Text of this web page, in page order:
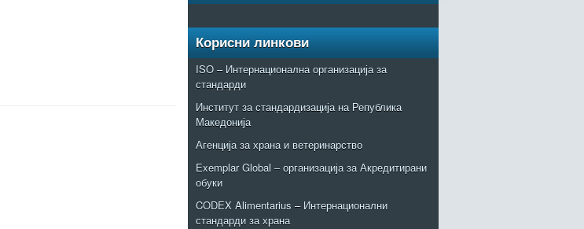
Корисни линкови
ISO – Интернационална организација за
стандарди
Институт за стандардизација на Република
Македонија
Агенција за храна и ветеринарство
Exemplar Global – организација за Акредитирани
обуки
CODEX Alimentarius – Интернационални
стандарди за храна